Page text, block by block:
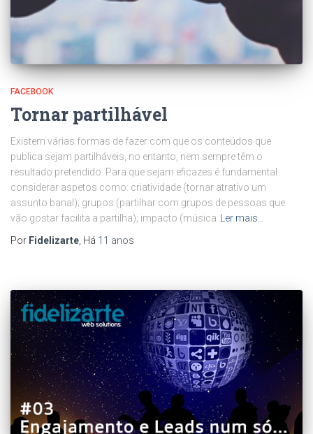
FACEBOOK
Tornar partilhável
Existem várias formas de fazer com que os conteúdos que
publica sejam partilháveis, no entanto, nem sempre têm o
resultado pretendido. Para que sejam eficazes é fundamental
considerar aspetos como: criatividade (tornar atrativo um
assunto banal); grupos (partilhar com grupos de pessoas que
vão gostar facilita a partilha); impacto (música
Ler mais…
Por Fidelizarte , Há 11 anos